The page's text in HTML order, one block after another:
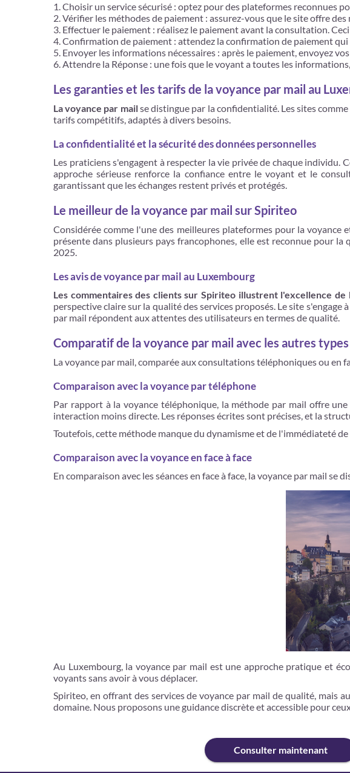
Choisir un service sécurisé : optez pour des plateformes reconnues
Vérifier les méthodes de paiement : assurez-vous que le site offre
Effectuer le paiement : réalisez le paiement avant la consultation.
Confirmation de paiement : attendez la confirmation de paiement qui
Envoyer les informations nécessaires : après le paiement, envoyez
Attendre la Réponse : une fois que le voyant a toutes les
Les garanties et les tarifs de la voyance par mail au
La voyance par mailse distingue par la confidentialité. Les sites
tarifs compétitifs, adaptés à divers besoins.
La confidentialité et la sécurité des données personnelles
Les praticiens s'engagent à respecter la vie privée de chaque
approche sérieuse renforce la confiance entre le voyant et le
garantissant que les échanges restent privés et protégés.
Le meilleur de la voyance par mail sur Spiriteo
Considérée comme l'une des meilleures plateformes pour la voyance
présente dans plusieurs pays francophones, elle est reconnue pour la
2025.
Les avis de voyance par mail au Luxembourg
Les commentaires des clients sur Spiriteo illustrent l'excellence
perspective claire sur la qualité des services proposés. Le site
par mail répondent aux attentes des utilisateurs en termes de qualité.
Comparatif de la voyance par mail avec les autres
La voyance par mail, comparée aux consultations téléphoniques ou en
Comparaison avec la voyance par téléphone
Par rapport à la voyance téléphonique, la méthode par mail offre
interaction moins directe. Les réponses écrites sont précises, et la
Toutefois, cette méthode manque du dynamisme et de l'immédiateté
Comparaison avec la voyance en face à face
En comparaison avec les séances en face à face, la voyance par mail
Au Luxembourg, la voyance par mail est une approche pratique et
voyants sans avoir à vous déplacer.
Spiriteo, en offrant des services de voyance par mail de qualité, mais
domaine. Nous proposons une guidance discrète et accessible pour
Consulter maintenant